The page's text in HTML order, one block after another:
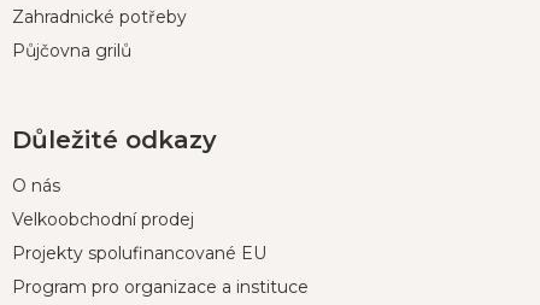
Zahradnické potřeby
Půjčovna grilů
Důležité odkazy
O nás
Velkoobchodní prodej
Projekty spolufinancované EU
Program pro organizace a instituce